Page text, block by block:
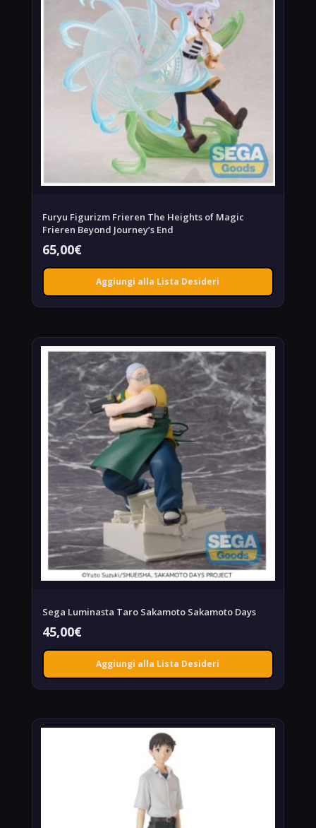
Furyu Figurizm Frieren The Heights of Magic
Frieren Beyond Journey’s End
65,00€
Aggiungi alla Lista Desideri
Sega Luminasta Taro Sakamoto Sakamoto Days
45,00€
Aggiungi alla Lista Desideri